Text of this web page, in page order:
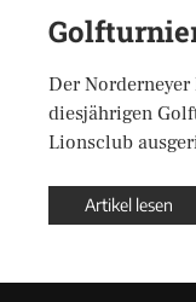
Der
diesjährigen
Lionsclub
Artikel lesen